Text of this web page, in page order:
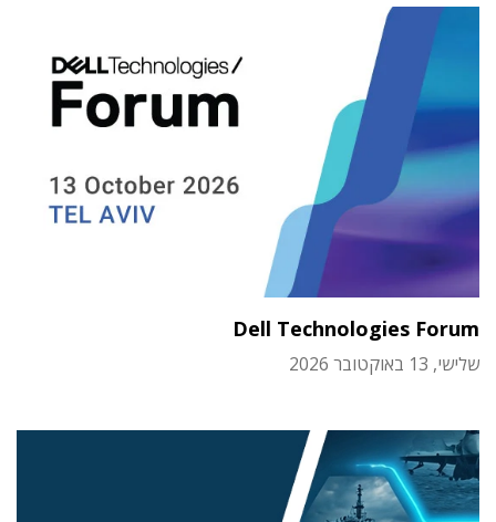
Dell Technologies Forum
שלישי, 13 באוקטובר 2026